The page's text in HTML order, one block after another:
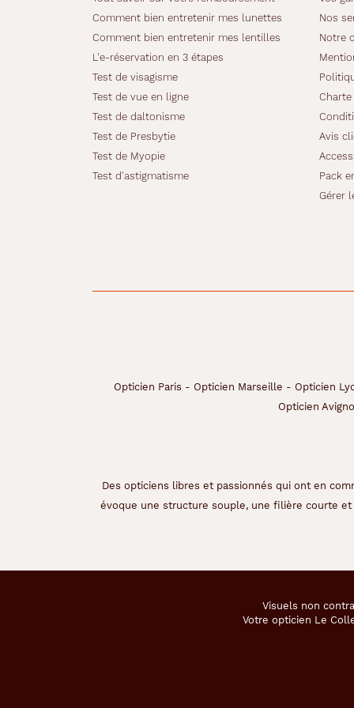
Le
Coq
Sportif
Comment bien entretenir mes lunettes
Comment bien entretenir mes lentilles
L'e-réservation en 3 étapes
Test de visagisme
Test de vue en ligne
Test de daltonisme
Test de Presbytie
Test de Myopie
Test d'astigmatisme
Nos
Notre
Avis
Pack
Gérer
Opticien Paris - Opticien Marseille - Opticien
Opticien
Des opticiens libres et passionnés qui ont en
évoque une structure souple, une filière courte
Visuels non
Votre opticien Le